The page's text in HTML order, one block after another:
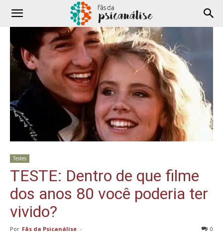
Testes
TESTE: Dentro de que filme
dos anos 80 você poderia ter
vivido?
Por Fãs da Psicanálise - 0